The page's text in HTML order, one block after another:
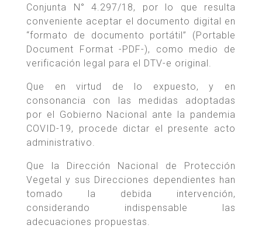
Conjunta N° 4.297/18, por lo que resulta
conveniente aceptar el documento digital en
“formato de documento portátil” (Portable
Document Format -PDF-), como medio de
verificación legal para el DTV-e original.
Que en virtud de lo expuesto, y en
consonancia con las medidas adoptadas
por el Gobierno Nacional ante la pandemia
COVID-19, procede dictar el presente acto
administrativo.
Que la Dirección Nacional de Protección
Vegetal y sus Direcciones dependientes han
tomado la debida intervención,
considerando indispensable las
adecuaciones propuestas.